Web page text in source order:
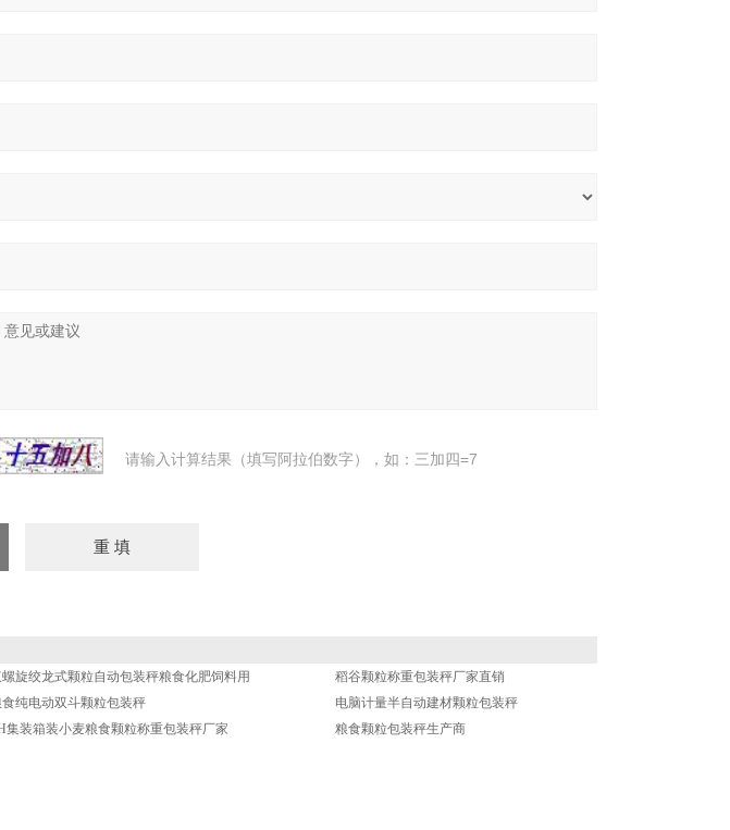
请输入计算结果（填写阿拉伯数字），如：三加四=7
旋绞龙式颗粒自动包装秤粮食化肥饲料用
稻谷颗粒称重包装秤厂家直销
纯电动双斗颗粒包装秤
电脑计量半自动建材颗粒包装秤
集装箱装小麦粮食颗粒称重包装秤厂家 粮食颗粒包装秤生产商